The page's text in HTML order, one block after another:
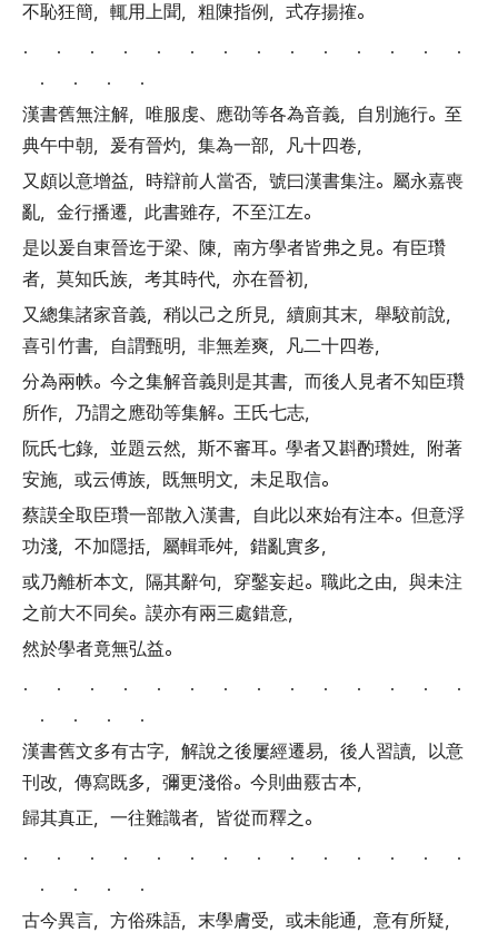
不恥狂簡， 輒用上聞， 粗陳指例， 式存揚搉。
． ． ． ． ． ． ． ． ． ． ． ． ． ．
． ． ． ．
漢書舊無注解， 唯服虔、 應劭等各為音義， 自別施行。 至
典午中朝， 爰有晉灼， 集為一部， 凡十四卷，
又頗以意增益， 時辯前人當否， 號曰漢書集注。 屬永嘉喪
亂， 金行播遷， 此書雖存， 不至江左。
是以爰自東晉迄于梁、 陳， 南方學者皆弗之見。 有臣瓚
者， 莫知氏族， 考其時代， 亦在晉初，
又總集諸家音義， 稍以己之所見， 續廁其末， 舉駮前說，
喜引竹書， 自謂甄明， 非無差爽， 凡二十四卷，
分為兩帙。 今之集解音義則是其書， 而後人見者不知臣瓚
所作， 乃謂之應劭等集解。 王氏七志，
阮氏七錄， 並題云然， 斯不審耳。 學者又斟酌瓚姓， 附著
安施， 或云傅族， 既無明文， 未足取信。
蔡謨全取臣瓚一部散入漢書， 自此以來始有注本。 但意浮
功淺， 不加隱括， 屬輯乖舛， 錯亂實多，
或乃離析本文， 隔其辭句， 穿鑿妄起。 職此之由， 與未注
之前大不同矣。 謨亦有兩三處錯意，
然於學者竟無弘益。
． ． ． ． ． ． ． ． ． ． ． ． ． ．
． ． ． ．
漢書舊文多有古字， 解說之後屢經遷易， 後人習讀， 以意
刊改， 傳寫既多， 彌更淺俗。 今則曲覈古本，
歸其真正， 一往難識者， 皆從而釋之。
． ． ． ． ． ． ． ． ． ． ． ． ． ．
． ． ． ．
古今異言， 方俗殊語， 末學膚受， 或未能通， 意有所疑，